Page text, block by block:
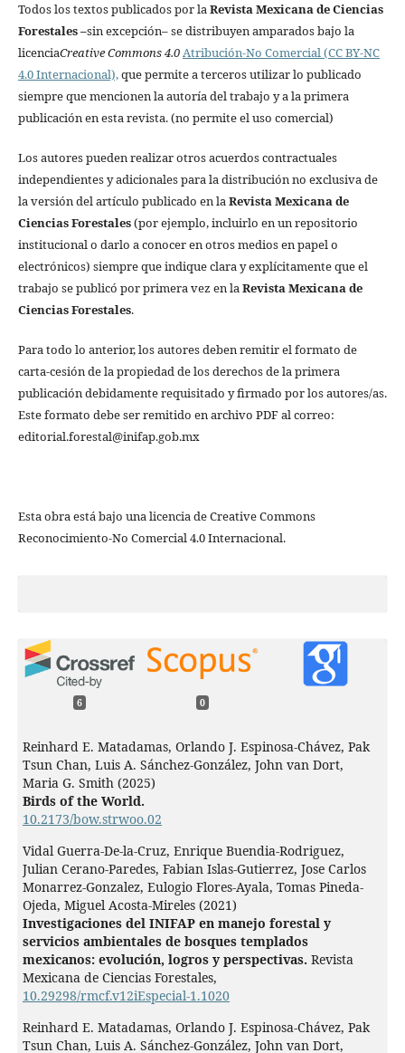
Todos los textos publicados por laRevista Mexicana de Ciencias
Forestales–sin excepción– se distribuyen amparados bajo la
licenciaCreative Commons 4.0Atribución-No Comercial (CC BY-NC
4.0 Internacional),que permite a terceros utilizar lo publicado
siempre que mencionen la autoría del trabajo y a la primera
publicación en esta revista. (no permite el uso comercial)
Los autores pueden realizar otros acuerdos contractuales
independientes y adicionales para la distribución no exclusiva de
la versión del artículo publicado en laRevista Mexicana de
Ciencias Forestales(por ejemplo, incluirlo en un repositorio
institucional o darlo a conocer en otros medios en papel o
electrónicos) siempre que indique clara y explícitamente que el
trabajo se publicó por primera vez en laRevista Mexicana de
Ciencias Forestales.
Para todo lo anterior, los autores deben remitir el formato de
carta-cesión de la propiedad de los derechos de la primera
publicación debidamente requisitado y firmado por los autores/as.
Este formato debe ser remitido en archivo PDF al correo:
editorial.forestal@inifap.gob.mx
Esta obra está bajo una licencia de Creative Commons
Reconocimiento-No Comercial 4.0 Internacional.
6 0
Reinhard E. Matadamas, Orlando J. Espinosa-Chávez, Pak
Tsun Chan, Luis A. Sánchez-González, John van Dort,
Maria G. Smith (2025)
Birds of the World.
10.2173/bow.strwoo.02
Vidal Guerra-De-la-Cruz, Enrique Buendia-Rodriguez,
Julian Cerano-Paredes, Fabian Islas-Gutierrez, Jose Carlos
Monarrez-Gonzalez, Eulogio Flores-Ayala, Tomas Pineda-
Ojeda, Miguel Acosta-Mireles (2021)
Investigaciones del INIFAP en manejo forestal y
servicios ambientales de bosques templados
mexicanos: evolución, logros y perspectivas. Revista
Mexicana de Ciencias Forestales,
10.29298/rmcf.v12iEspecial-1.1020
Reinhard E. Matadamas, Orlando J. Espinosa-Chávez, Pak
Tsun Chan, Luis A. Sánchez-González, John van Dort,